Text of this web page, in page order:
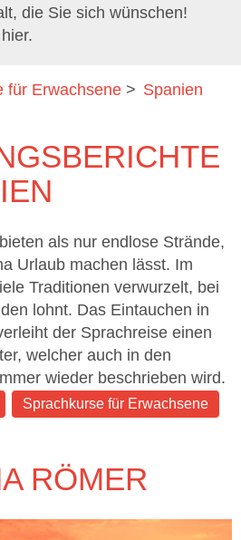
die Sie sich wünschen!
für Erwachsene > Spanien
als nur endlose Strände,
Urlaub machen lässt. Im
Traditionen verwurzelt, bei
lohnt. Das Eintauchen in
der Sprachreise einen
welcher auch in den
wieder beschrieben wird.
Sprachkurse für Erwachsene
RÖMER